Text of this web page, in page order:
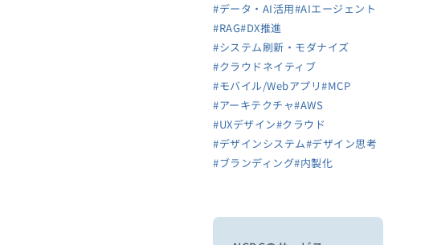
#データ・AI活用#AIエージェント
#RAG#DX推進
#システム刷新・モダナイズ
#クラウドネイティブ
#モバイル/Webアプリ#MCP
#アーキテクチャ#AWS
#UXデザイン#クラウド
#デザインシステム#デザイン思考
#ブランディング#内製化